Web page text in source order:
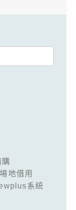
購
場地借用
系統